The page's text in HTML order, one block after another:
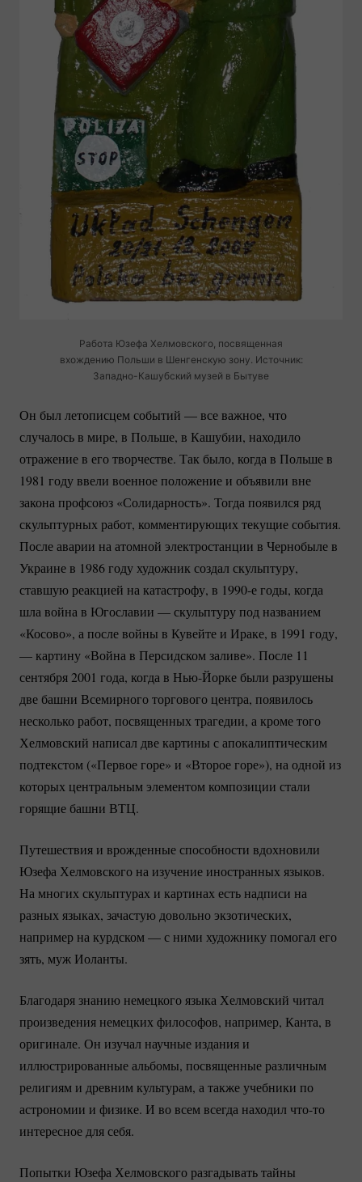
Работа Юзефа Хелмовского, посвященная
вхождению Польши в Шенгенскую зону. Источник:
Западно-Кашубский музей в Бытуве
Он был летописцем событий — все важное, что
случалось в мире, в Польше, в Кашубии, находило
отражение в его творчестве. Так было, когда в Польше в
1981 году ввели военное положение и объявили вне
закона профсоюз «Солидарность». Тогда появился ряд
скульптурных работ, комментирующих текущие события.
После аварии на атомной электростанции в Чернобыле в
Украине в 1986 году художник создал скульптуру,
ставшую реакцией на катастрофу, в 1990-е годы, когда
шла война в Югославии — скульптуру под названием
«Косово», а после войны в Кувейте и Ираке, в 1991 году,
— картину «Война в Персидском заливе». После 11
сентября 2001 года, когда в Нью-Йорке были разрушены
две башни Всемирного торгового центра, появилось
несколько работ, посвященных трагедии, а кроме того
Хелмовский написал две картины с апокалиптическим
подтекстом («Первое горе» и «Второе горе»), на одной из
которых центральным элементом композиции стали
горящие башни ВТЦ.
Путешествия и врожденные способности вдохновили
Юзефа Хелмовского на изучение иностранных языков.
На многих скульптурах и картинах есть надписи на
разных языках, зачастую довольно экзотических,
например на курдском — с ними художнику помогал его
зять, муж Иоланты.
Благодаря знанию немецкого языка Хелмовский читал
произведения немецких философов, например, Канта, в
оригинале. Он изучал научные издания и
иллюстрированные альбомы, посвященные различным
религиям и древним культурам, а также учебники по
астрономии и физике. И во всем всегда находил что-то
интересное для себя.
Попытки Юзефа Хелмовского разгадывать тайны